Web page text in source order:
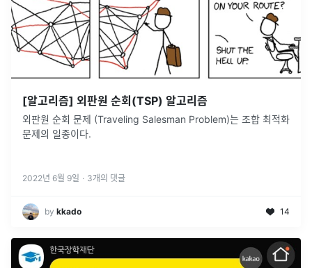
[알고리즘] 외판원 순회(TSP) 알고리즘
외판원 순회 문제 (Traveling Salesman Problem)는 조합 최적화
문제의 일종이다.
2022년 6월 9일 · 3개의 댓글
by kkado 14